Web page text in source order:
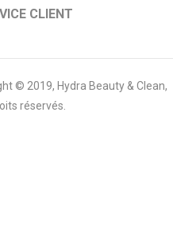
CLIENT
© 2019, Hydra Beauty & Clean,
réservés.